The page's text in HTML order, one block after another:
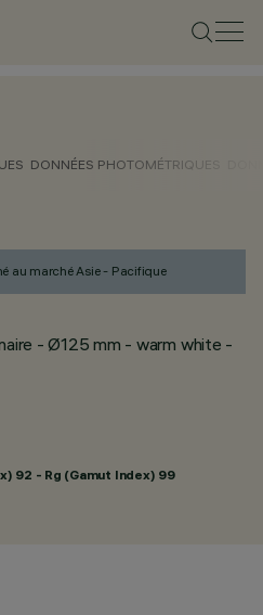
DONNÉES PHOTOMÉTRIQUES
au marché Asie - Pacifique
- Ø125 mm - warm white -
92 - Rg (Gamut Index) 99